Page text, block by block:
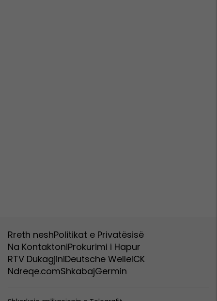
Rreth neshPolitikat e Privatësisë
Na KontaktoniProkurimi i Hapur
RTV DukagjiniDeutsche WelleICK
Ndreqe.comShkabajGermin